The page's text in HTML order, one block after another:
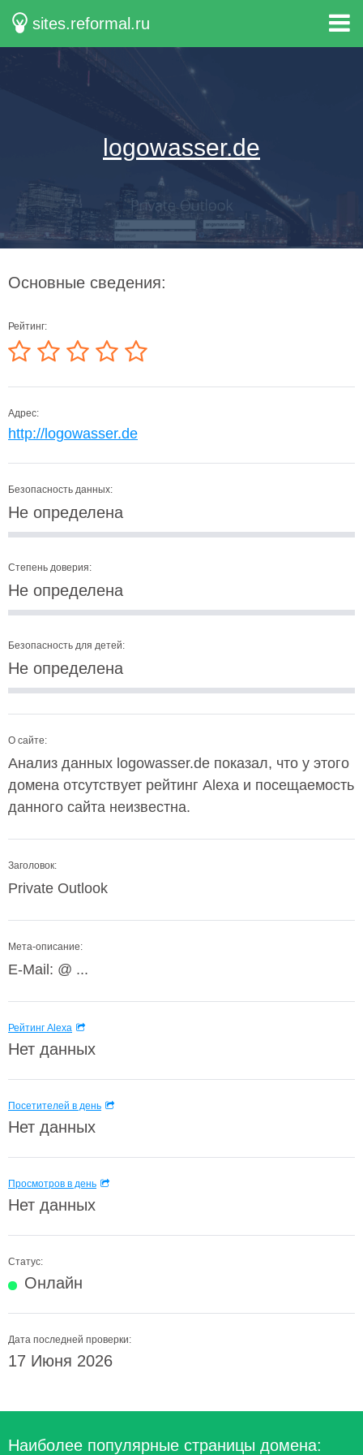
sites.reformal.ru
logowasser.de
Основные сведения:
Рейтинг:
Адрес:
http://logowasser.de
Безопасность данных:
Не определена
Степень доверия:
Не определена
Безопасность для детей:
Не определена
О сайте:
Анализ данных logowasser.de показал, что у этого
домена отсутствует рейтинг Alexa и посещаемость
данного сайта неизвестна.
Заголовок:
Private Outlook
Мета-описание:
E-Mail: @ ...
Рейтинг Alexa
Нет данных
Посетителей в день
Нет данных
Просмотров в день
Нет данных
Статус:
Онлайн
Дата последней проверки:
17 Июня 2026
Наиболее популярные страницы домена: